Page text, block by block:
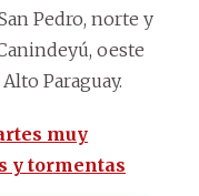
Pedro, norte y
oeste
Paraguay.
muy
y tormentas